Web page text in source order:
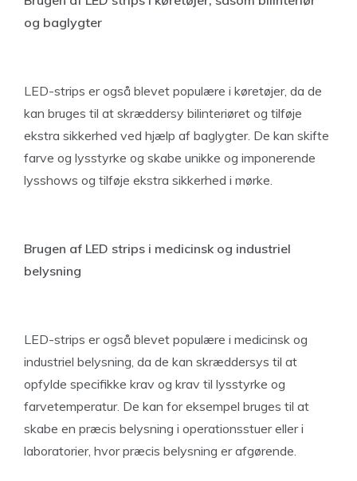
og baglygter
LED-strips er også blevet populære i køretøjer, da de
kan bruges til at skræddersy bilinteriøret og tilføje
ekstra sikkerhed ved hjælp af baglygter. De kan skifte
farve og lysstyrke og skabe unikke og imponerende
lysshows og tilføje ekstra sikkerhed i mørke.
Brugen af LED strips i medicinsk og industriel
belysning
LED-strips er også blevet populære i medicinsk og
industriel belysning, da de kan skræddersys til at
opfylde specifikke krav og krav til lysstyrke og
farvetemperatur. De kan for eksempel bruges til at
skabe en præcis belysning i operationsstuer eller i
laboratorier, hvor præcis belysning er afgørende.